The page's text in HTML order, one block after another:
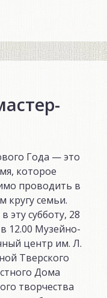
Года — это
которое
проводить в
кругу семьи.
эту субботу, 28
12.00 Музейно-
центр им. Л.
Тверского
Дома
творчества